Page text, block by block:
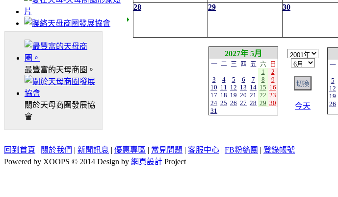
最豐富的天母商圈。
關於天母商圈發展協
會
28 29 30
2027年 5月
一 二 三 四 五 六
日
1
2
3
4 5 6 7 8
9
10 11 12 13 14 15 16
17 18 19 20 21 22 23
24 25 26 27 28 29 30
31
今天
一
5
12
19
26
回到首頁 | 關於我們 | 新聞訊息 | 優惠專區 | 常見問題 | 客服中心 | FB粉絲團 | 登錄帳號
Powered by XOOPS © 2014 Design by 網頁設計 Project